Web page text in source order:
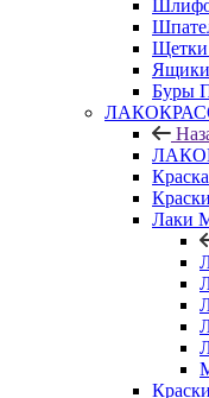
Щетки
Ящики
Буры
Лаки